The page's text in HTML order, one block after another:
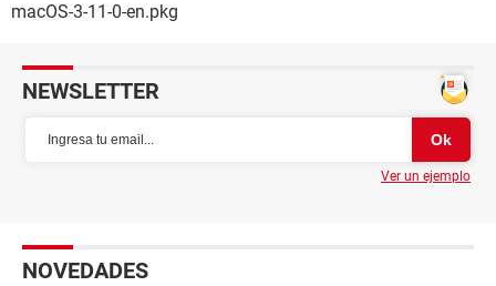
macOS-3-11-0-en.pkg
NEWSLETTER
Ver un ejemplo
NOVEDADES